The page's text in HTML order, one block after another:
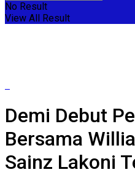
No Result
View All Result
Demi Debut
Bersama
Sainz Lakoni